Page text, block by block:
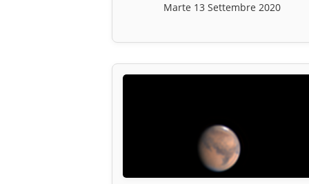
Marte 13 Settembre 2020